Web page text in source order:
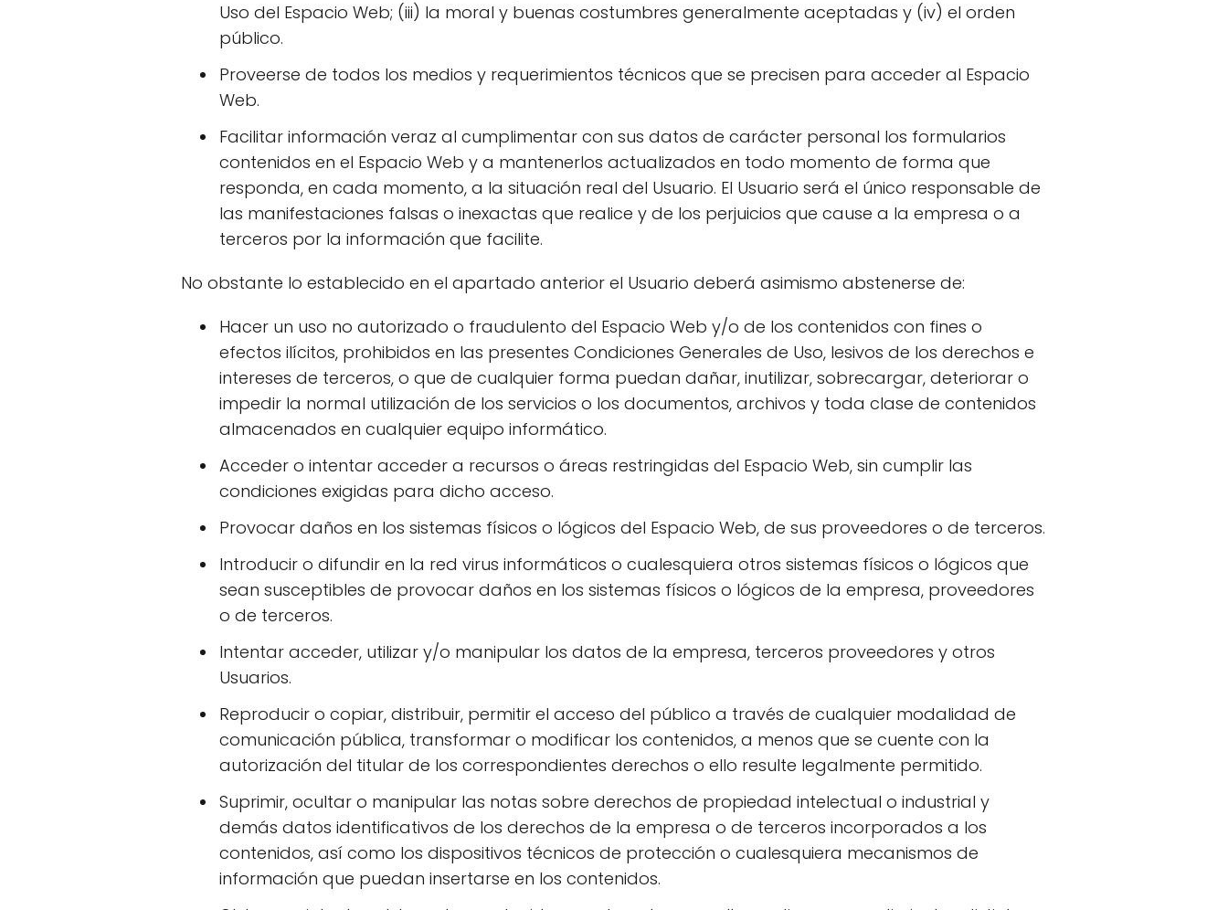
Uso del Espacio Web; (iii) la moral y buenas costumbres generalmente aceptadas y (iv) el orden
público.
Proveerse de todos los medios y requerimientos técnicos que se precisen para acceder al Espacio
Web.
Facilitar información veraz al cumplimentar con sus datos de carácter personal los formularios
contenidos en el Espacio Web y a mantenerlos actualizados en todo momento de forma que
responda, en cada momento, a la situación real del Usuario. El Usuario será el único responsable de
las manifestaciones falsas o inexactas que realice y de los perjuicios que cause a la empresa o a
terceros por la información que facilite.
No obstante lo establecido en el apartado anterior el Usuario deberá asimismo abstenerse de:
Hacer un uso no autorizado o fraudulento del Espacio Web y/o de los contenidos con fines o
efectos ilícitos, prohibidos en las presentes Condiciones Generales de Uso, lesivos de los derechos e
intereses de terceros, o que de cualquier forma puedan dañar, inutilizar, sobrecargar, deteriorar o
impedir la normal utilización de los servicios o los documentos, archivos y toda clase de contenidos
almacenados en cualquier equipo informático.
Acceder o intentar acceder a recursos o áreas restringidas del Espacio Web, sin cumplir las
condiciones exigidas para dicho acceso.
Provocar daños en los sistemas físicos o lógicos del Espacio Web, de sus proveedores o de terceros.
Introducir o difundir en la red virus informáticos o cualesquiera otros sistemas físicos o lógicos que
sean susceptibles de provocar daños en los sistemas físicos o lógicos de la empresa, proveedores
o de terceros.
Intentar acceder, utilizar y/o manipular los datos de la empresa, terceros proveedores y otros
Usuarios.
Reproducir o copiar, distribuir, permitir el acceso del público a través de cualquier modalidad de
comunicación pública, transformar o modificar los contenidos, a menos que se cuente con la
autorización del titular de los correspondientes derechos o ello resulte legalmente permitido.
Suprimir, ocultar o manipular las notas sobre derechos de propiedad intelectual o industrial y
demás datos identificativos de los derechos de la empresa o de terceros incorporados a los
contenidos, así como los dispositivos técnicos de protección o cualesquiera mecanismos de
información que puedan insertarse en los contenidos.